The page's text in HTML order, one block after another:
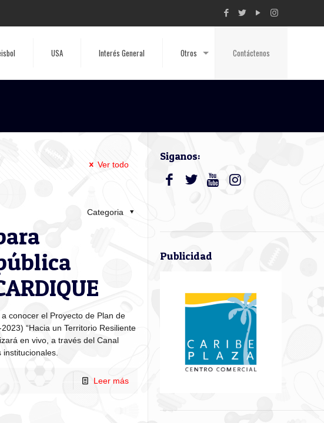
USA Interés General Otros Contáctenos
Ver todo
Categoria
conocer el Proyecto de Plan de
“Hacia un Territorio Resiliente
en vivo, a través del Canal
Leer más
Siganos:
Publicidad